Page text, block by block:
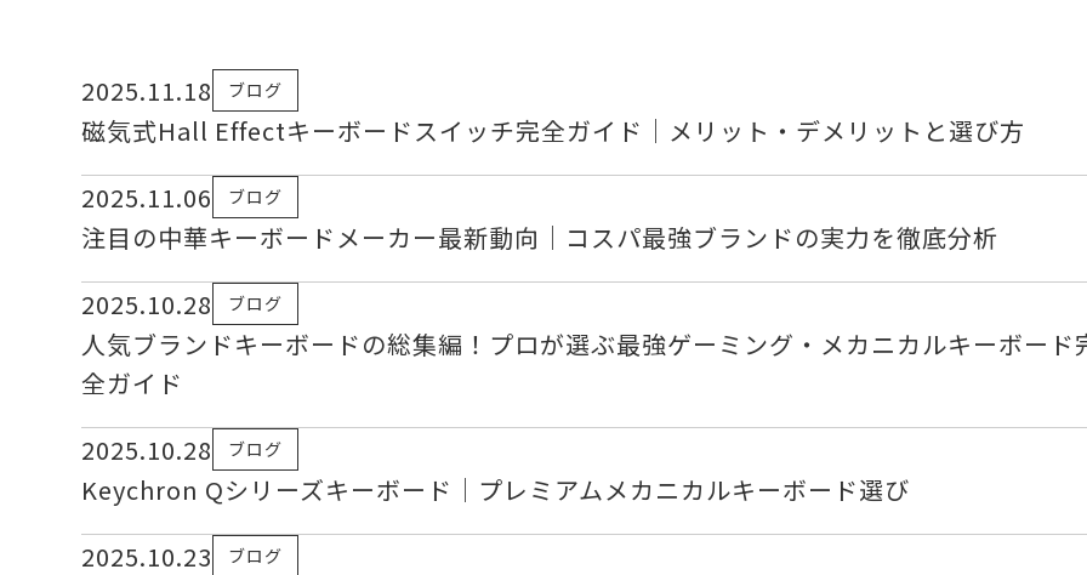
2025.11.18 ブログ
磁気式Hall Effectキーボードスイッチ完全ガイド｜メリット・デメリットと選び方
2025.11.06
ブログ
注目の中華キーボードメーカー最新動向｜コスパ最強ブランドの実力を徹底分析
2025.10.28
ブログ
人気ブランドキーボードの総集編！プロが選ぶ最強ゲーミング・メカニカルキーボード
全ガイド
2025.10.28
ブログ
Keychron Qシリーズキーボード｜プレミアムメカニカルキーボード選び
2025.10.23
ブログ